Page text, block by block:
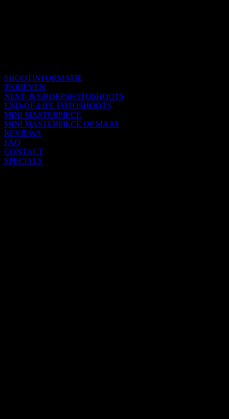
SHOOTINFORMATIE
TARIEVEN
NEST- & GROEPSFOTOSHOOTS
END-OF-LIFE FOTOSHOOTS
MINI MASTERPIECE
MINI MASTERPIECE OP MAAT
REVIEWS
FAQ
CONTACT
SPECIALS